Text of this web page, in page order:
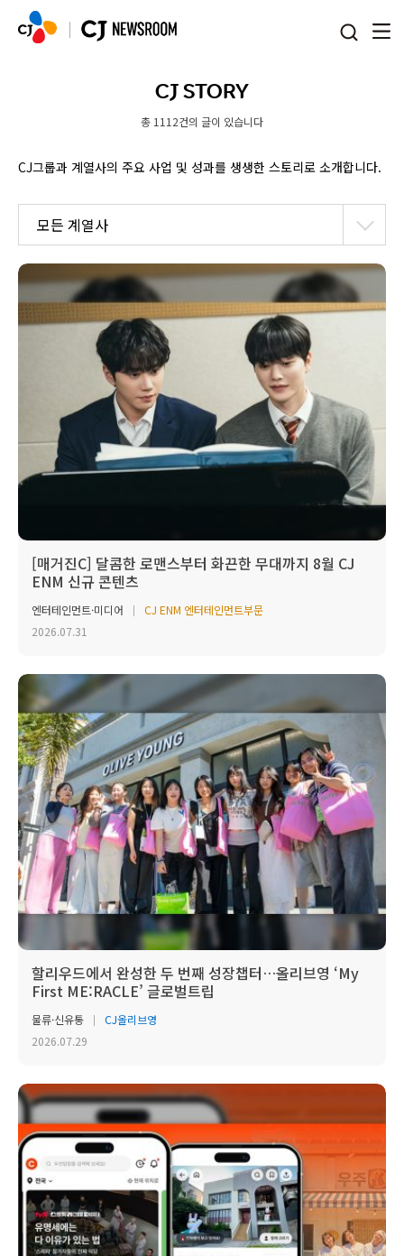
CJ STORY
총 1112건의 글이 있습니다
CJ그룹과 계열사의 주요 사업 및 성과를 생생한 스토리로 소개합니다.
모든 계열사
[매거진C] 달콤한 로맨스부터 화끈한 무대까지 8월 CJ
ENM 신규 콘텐츠
엔터테인먼트·미디어
CJ ENM 엔터테인먼트부문
2026.07.31
할리우드에서 완성한 두 번째 성장챕터…올리브영 ‘My
First ME:RACLE’ 글로벌트립
물류·신유통
CJ올리브영
2026.07.29